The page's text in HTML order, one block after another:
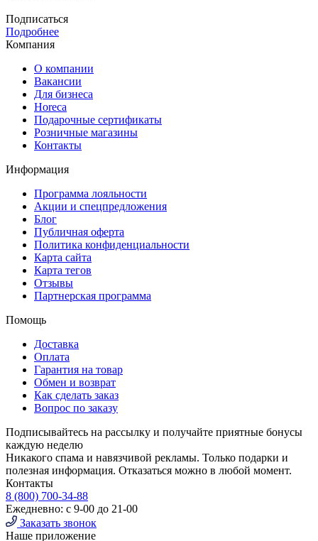
Подписаться
Подробнее
Компания
О компании
Вакансии
Для бизнеса
Horeca
Подарочные сертификаты
Розничные магазины
Контакты
Информация
Программа лояльности
Акции и спецпредложения
Блог
Публичная оферта
Политика конфиденциальности
Карта сайта
Карта тегов
Отзывы
Партнерская программа
Помощь
Доставка
Оплата
Гарантия на товар
Обмен и возврат
Как сделать заказ
Вопрос по заказу
Подписывайтесь на рассылку и получайте приятные бонусы
каждую неделю
Никакого спама и навязчивой рекламы. Только подарки и
полезная информация. Отказаться можно в любой момент.
Контакты
8 (800) 700-34-88
Ежедневно: с 9-00 до 21-00
Заказать звонок
Наше приложение